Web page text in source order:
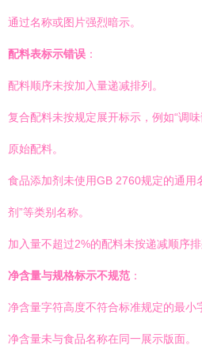
通过名称或图片强烈暗示。
配料表标示错误 ：
配料顺序未按加入量递减排列。
复合配料未按规定展开标示，例如“调
原始配料。
食品添加剂未使用GB 2760规定的通用
剂”等类别名称。
加入量不超过2%的配料未按递减顺序排
净含量与规格标示不规范 ：
净含量字符高度不符合标准规定的最小
净含量未与食品名称在同一展示版面。